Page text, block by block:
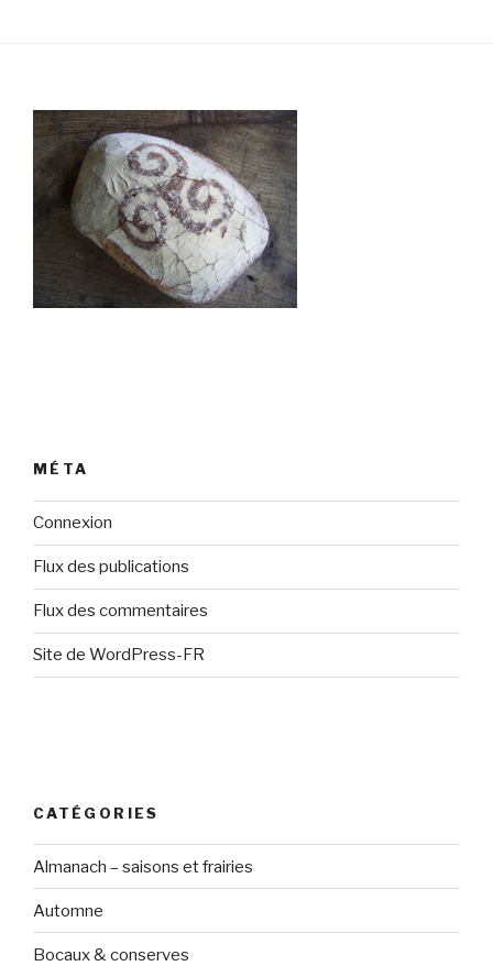
MÉTA
Connexion
Flux des publications
Flux des commentaires
Site de WordPress-FR
CATÉGORIES
Almanach – saisons et frairies
Automne
Bocaux & conserves